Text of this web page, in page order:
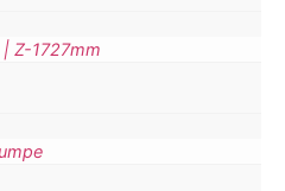
Z-1727mm